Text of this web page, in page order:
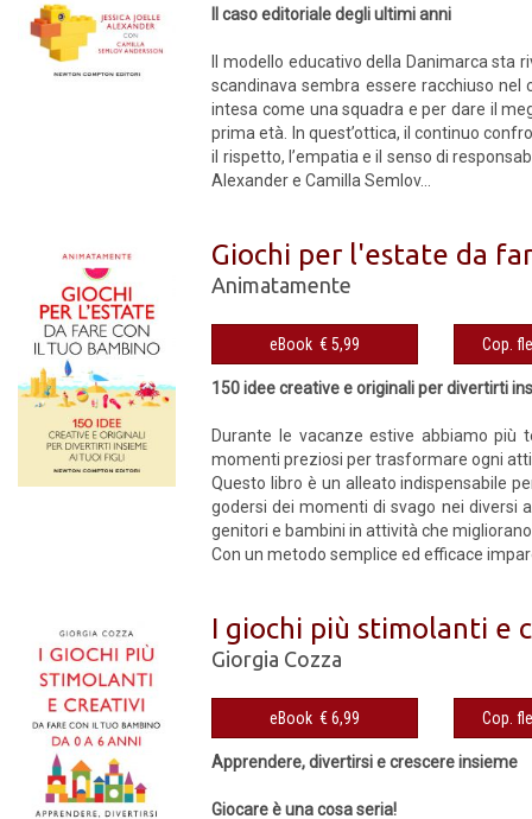
Il caso editoriale degli ultimi anni
Il modello educativo della Danimarca
scandinava sembra essere racchiuso nel
intesa come una squadra e per dare il
prima età. In quest’ottica, il continuo
il rispetto, l’empatia e il senso di
Alexander e Camilla Semlov...
Giochi per l'estate da
Animatamente
eBook € 5,99
150 idee creative e originali per divertirti
Durante le vacanze estive ab­biamo
momenti preziosi per trasformare ogni
Questo libro è un alleato indispen­sabile
godersi dei momenti di svago nei diversi
genitori e bambini in attività che
Con un metodo semplice ed effica­ce
I giochi più stimolanti e
Giorgia Cozza
eBook € 6,99
Apprendere, divertirsi e crescere insieme
Giocare è una cosa seria!